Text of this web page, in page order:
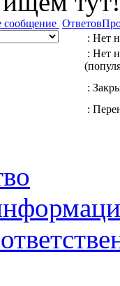
сообщение Ответов
: Нет
: Нет
:
: